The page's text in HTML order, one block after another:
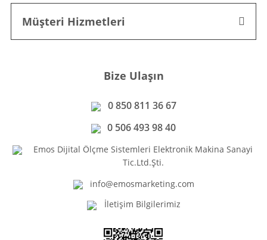
Müşteri Hizmetleri
Bize Ulaşın
0 850 811 36 67
0 506 493 98 40
Emos Dijital Ölçme Sistemleri Elektronik Makina Sanayi
Tic.Ltd.Şti.
info@emosmarketing.com
İletişim Bilgilerimiz